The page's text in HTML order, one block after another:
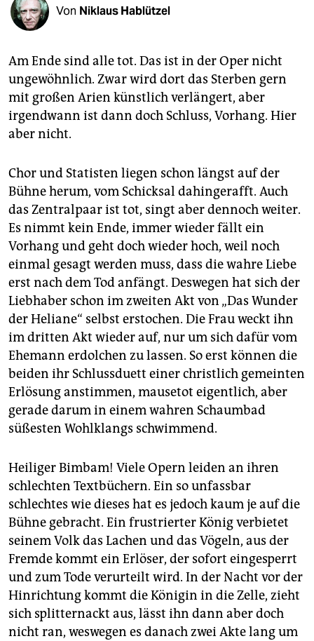
shop
fragen & hilfe
unterstützen
abo
genossenschaft
Von Niklaus Hablützel
Am Ende sind alle tot. Das ist in der Oper nicht
ungewöhnlich. Zwar wird dort das Sterben gern
mit großen Arien künstlich verlängert, aber
irgendwann ist dann doch Schluss, Vorhang. Hier
aber nicht.
Chor und Statisten liegen schon längst auf der
Bühne herum, vom Schicksal dahingerafft. Auch
das Zentralpaar ist tot, singt aber dennoch weiter.
Es nimmt kein Ende, immer wieder fällt ein
Vorhang und geht doch wieder hoch, weil noch
einmal gesagt werden muss, dass die wahre Liebe
erst nach dem Tod anfängt. Deswegen hat sich der
Liebhaber schon im zweiten Akt von „Das Wunder
der Heliane“ selbst erstochen. Die Frau weckt ihn
im dritten Akt wieder auf, nur um sich dafür vom
Ehemann erdolchen zu lassen. So erst können die
beiden ihr Schlussduett einer christlich gemeinten
Erlösung anstimmen, mausetot eigentlich, aber
gerade darum in einem wahren Schaumbad
süßesten Wohlklangs schwimmend.
Heiliger Bimbam! Viele Opern leiden an ihren
schlechten Textbüchern. Ein so unfassbar
schlechtes wie dieses hat es jedoch kaum je auf die
Bühne gebracht. Ein frustrierter König verbietet
seinem Volk das Lachen und das Vögeln, aus der
Fremde kommt ein Erlöser, der sofort eingesperrt
und zum Tode verurteilt wird. In der Nacht vor der
Hinrichtung kommt die Königin in die Zelle, zieht
sich splitternackt aus, lässt ihn dann aber doch
nicht ran, weswegen es danach zwei Akte lang um